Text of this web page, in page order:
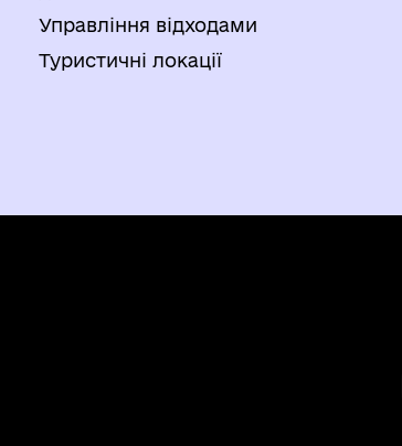
Управління відходами
Туристичні локації